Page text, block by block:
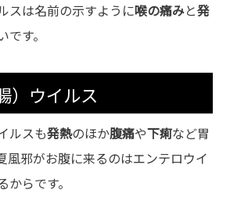
スは名前の示すように喉の痛みと発
す。
）ウイルス
ルスも発熱のほか腹痛や下痢など胃
風邪がお腹に来るのはエンテロウイ
らです。